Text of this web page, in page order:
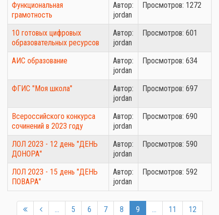
Функциональная
грамотность
Автор:
jordan
Просмотров: 1272
10 готовых цифровых
образовательных ресурсов
Автор:
jordan
Просмотров: 601
АИС образование
Автор:
jordan
Просмотров: 634
ФГИС "Моя школа"
Автор:
jordan
Просмотров: 697
Всероссийского конкурса
сочинений в 2023 году
Автор:
jordan
Просмотров: 690
ЛОЛ 2023 - 12 день "ДЕНЬ
ДОНОРА"
Автор:
jordan
Просмотров: 590
ЛОЛ 2023 - 15 день "ДЕНЬ
ПОВАРА"
Автор:
jordan
Просмотров: 592
... 5 6 7 8 9 ... 11 12